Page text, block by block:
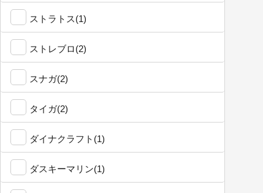
ストラトス(1)
ストレブロ(2)
スナガ(2)
タイガ(2)
ダイナクラフト(1)
ダスキーマリン(1)